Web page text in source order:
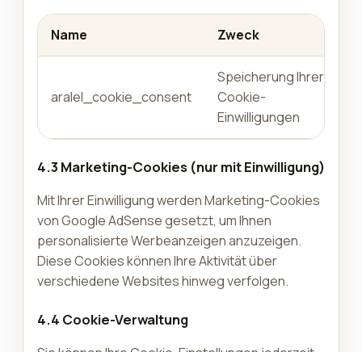
Name Zweck
aralel_cookie_consent
Speicherung Ihrer
Cookie-
Einwilligungen
4.3 Marketing-Cookies (nur mit Einwilligung)
Mit Ihrer Einwilligung werden Marketing-Cookies
von Google AdSense gesetzt, um Ihnen
personalisierte Werbeanzeigen anzuzeigen.
Diese Cookies können Ihre Aktivität über
verschiedene Websites hinweg verfolgen.
4.4 Cookie-Verwaltung